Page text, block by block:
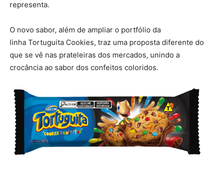
representa.
O novo sabor, além de ampliar o portfólio da
linha Tortuguita Cookies, traz uma proposta diferente do
que se vê nas prateleiras dos mercados, unindo a
crocância ao sabor dos confeitos coloridos.